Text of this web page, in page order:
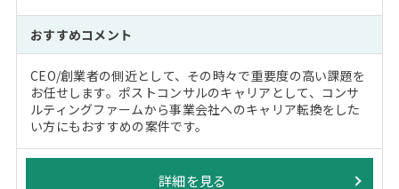
おすすめコメント
CEO/創業者の側近として、その時々で重要度の高い課題を
お任せします。ポストコンサルのキャリアとして、コンサ
ルティングファームから事業会社へのキャリア転換をした
い方にもおすすめの案件です。
詳細を見る